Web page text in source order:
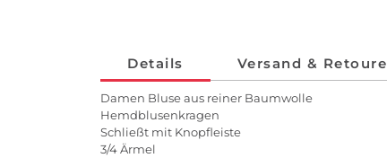
Details Versand & Retoure
Damen Bluse aus reiner Baumwolle
Hemdblusenkragen
Schließt mit Knopfleiste
3/4 Ärmel